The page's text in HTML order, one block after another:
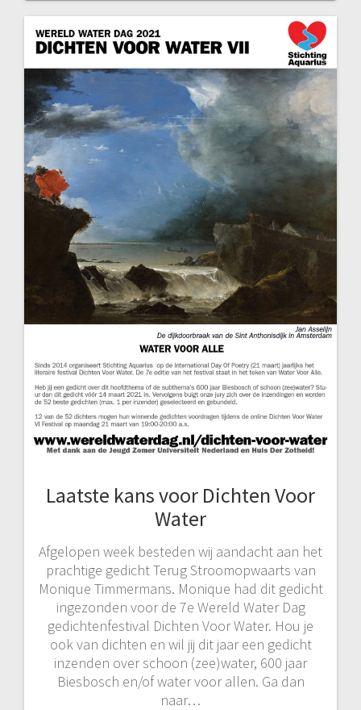
Laatste kans voor Dichten Voor
Water
Afgelopen week besteden wij aandacht aan het
prachtige gedicht Terug Stroomopwaarts van
Monique Timmermans. Monique had dit gedicht
ingezonden voor de 7e Wereld Water Dag
gedichtenfestival Dichten Voor Water. Hou je
ook van dichten en wil jij dit jaar een gedicht
inzenden over schoon (zee)water, 600 jaar
Biesbosch en/of water voor allen. Ga dan
naar…